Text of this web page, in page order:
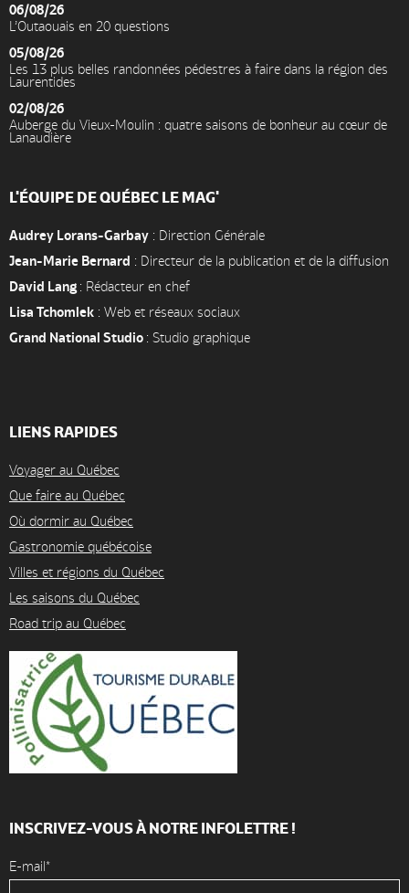
06/08/26
L’Outaouais en 20 questions
05/08/26
Les 13 plus belles randonnées pédestres à faire dans la région des
Laurentides
02/08/26
Auberge du Vieux-Moulin : quatre saisons de bonheur au cœur de
Lanaudière
L'ÉQUIPE DE QUÉBEC LE MAG'
Audrey Lorans-Garbay : Direction Générale
Jean-Marie Bernard : Directeur de la publication et de la diffusion
David Lang : Rédacteur en chef
Lisa Tchomlek : Web et réseaux sociaux
Grand National Studio : Studio graphique
LIENS RAPIDES
Voyager au Québec
Que faire au Québec
Où dormir au Québec
Gastronomie québécoise
Villes et régions du Québec
Les saisons du Québec
Road trip au Québec
INSCRIVEZ-VOUS À NOTRE INFOLETTRE !
E-mail*